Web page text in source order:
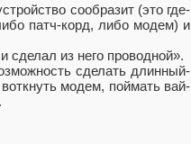
сообразит (это где-
патч-корд, либо модем) и
сделал из него проводной».
сделать длинный-
модем, поймать вай-